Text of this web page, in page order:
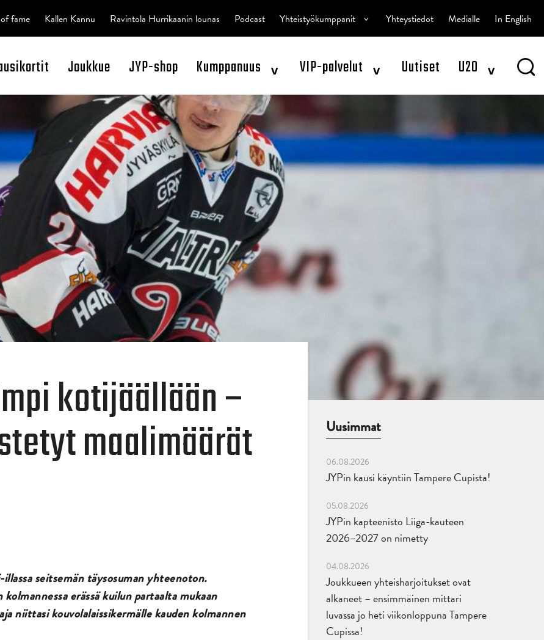
Joukkue JYP-shop Kumppanuus ^ VIP-palvelut ^ Uutiset U20 ^
fame Kallen Kannu Ravintola Hurrikaanin lounas Podcast Yhteistyökumppanit ^ Yhteystiedot Medialle In English
kotijäällään –
maalimäärät
seitsemän täysosuman yhteenoton.
erässä kuilun partaalta mukaan
niittasi kouvolalaissikermälle kauden kolmannen
Uusimmat
06.08.2026
JYPin kausi käyntiin Tampere Cupista!
05.08.2026
JYPin kapteenisto Liiga-kauteen
2026–2027 on nimetty
04.08.2026
Joukkueen yhteisharjoitukset ovat
alkaneet – ensimmäinen mittari
luvassa jo heti viikonloppuna Tampere
Cupissa!